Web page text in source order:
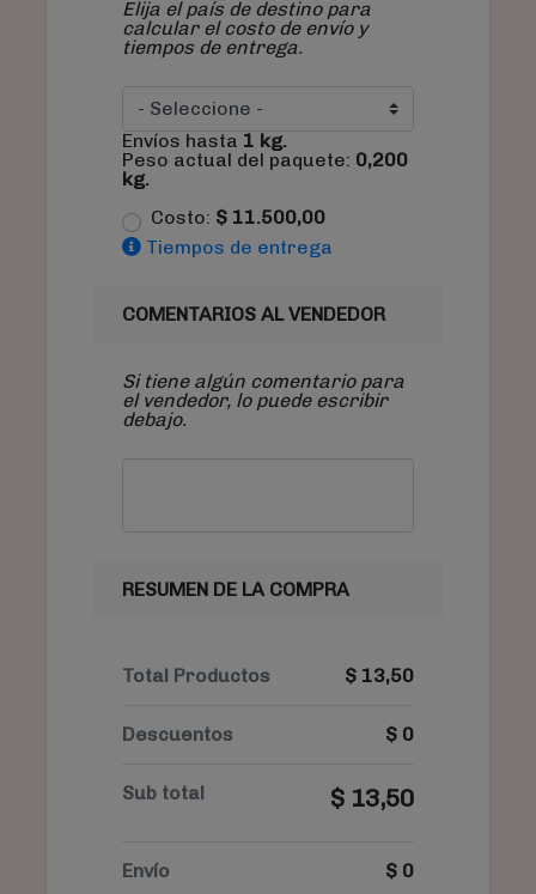
Elija el país de destino para
calcular el costo de envío y
tiempos de entrega.
Envíos hasta 1 kg.
Peso actual del paquete: 0,200
kg.
Costo: $ 11.500,00
Tiempos de entrega
COMENTARIOS AL VENDEDOR
Si tiene algún comentario para
el vendedor, lo puede escribir
debajo.
RESUMEN DE LA COMPRA
Total Productos $ 13,50
Descuentos $ 0
Sub total $ 13,50
Envío $ 0